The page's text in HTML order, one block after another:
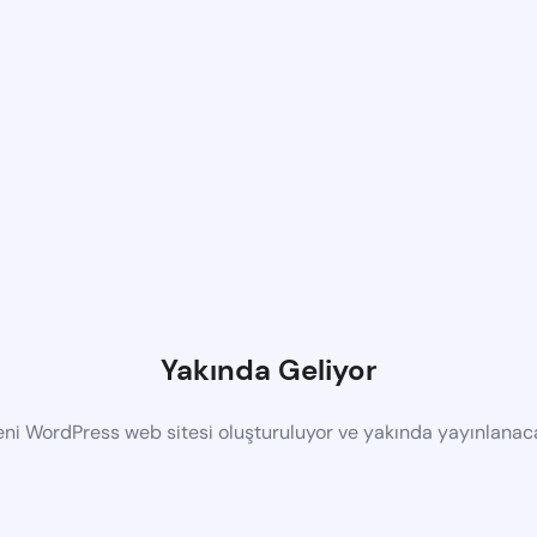
Yakında Geliyor
WordPress web sitesi oluşturuluyor ve yakında